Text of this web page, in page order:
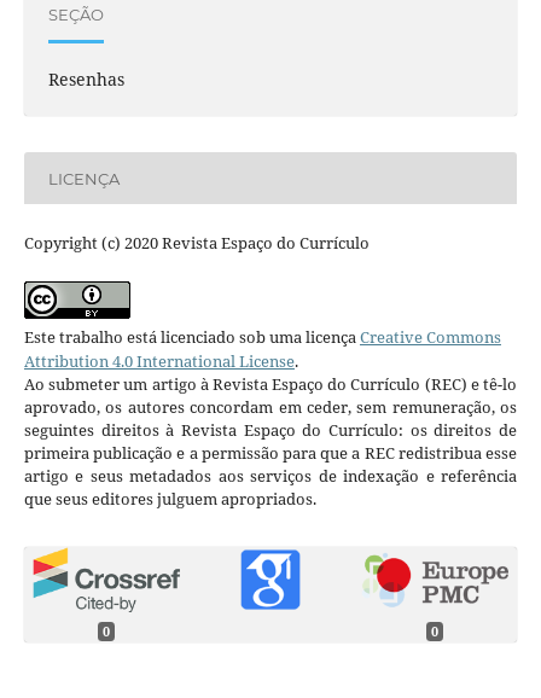
SEÇÃO
Resenhas
LICENÇA
Copyright (c) 2020 Revista Espaço do Currículo
Este trabalho está licenciado sob uma licençaCreative Commons
Attribution 4.0 International License.
Ao submeter um artigo à Revista Espaço do Currículo (REC) e tê-lo
aprovado, os autores concordam em ceder, sem remuneração, os
seguintes direitos à Revista Espaço do Currículo: os direitos de
primeira publicação e a permissão para que a REC redistribua esse
artigo e seus metadados aos serviços de indexação e referência
que seus editores julguem apropriados.
0 0